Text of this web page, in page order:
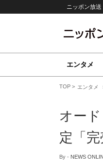
ニッポン放送
エンタメ
TOP エンタメ
オー
定「
By - NEWS